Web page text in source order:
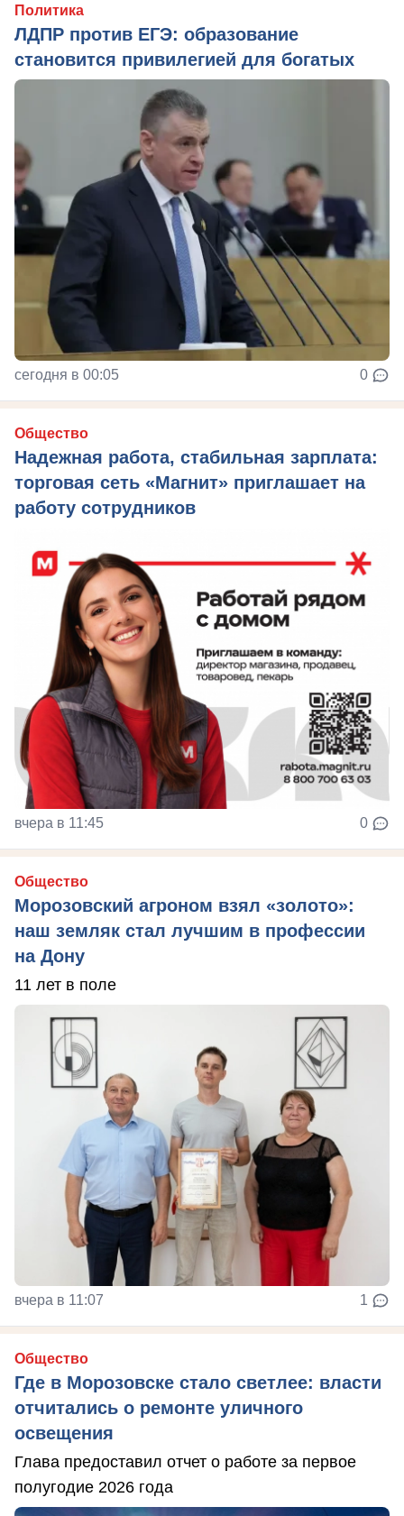
Политика
ЛДПР против ЕГЭ: образование
становится привилегией для богатых
сегодня в 00:05 0
Общество
Надежная работа, стабильная зарплата:
торговая сеть «Магнит» приглашает на
работу сотрудников
вчера в 11:45 0
Общество
Морозовский агроном взял «золото»:
наш земляк стал лучшим в профессии
на Дону
11 лет в поле
вчера в 11:07 1
Общество
Где в Морозовске стало светлее: власти
отчитались о ремонте уличного
освещения
Глава предоставил отчет о работе за первое
полугодие 2026 года